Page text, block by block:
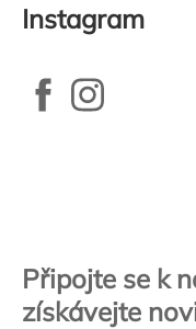
Instagram
Připojte se k
získávejte